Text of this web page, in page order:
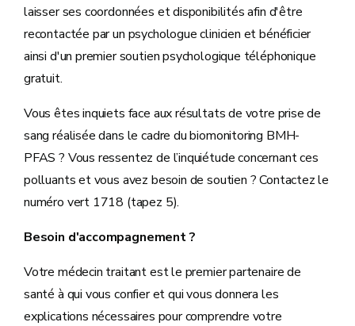
laisser ses coordonnées et disponibilités afin d'être
recontactée par un psychologue clinicien et bénéficier
ainsi d'un premier soutien psychologique téléphonique
gratuit.
Vous êtes inquiets face aux résultats de votre prise de
sang réalisée dans le cadre du biomonitoring BMH-
PFAS ? Vous ressentez de l’inquiétude concernant ces
polluants et vous avez besoin de soutien ? Contactez le
numéro vert 1718 (tapez 5).
Besoin d'accompagnement ?
Votre médecin traitant est le premier partenaire de
santé à qui vous confier et qui vous donnera les
explications nécessaires pour comprendre votre